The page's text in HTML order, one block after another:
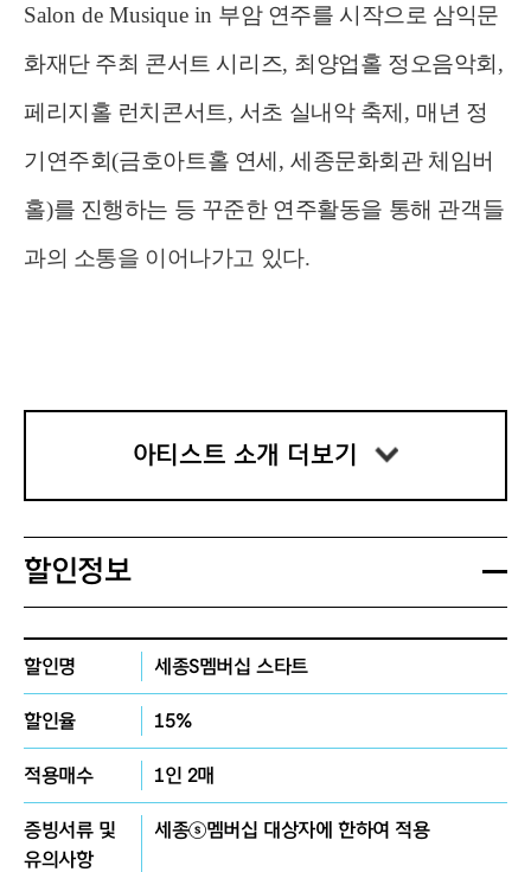
Salon de Musique in 부암 연주를 시작으로 삼익문
화재단 주최 콘서트 시리즈, 최양업홀 정오음악회,
페리지홀 런치콘서트, 서초 실내악 축제, 매년 정
기연주회(금호아트홀 연세, 세종문화회관 체임버
홀)를 진행하는 등 꾸준한 연주활동을 통해 관객들
과의 소통을 이어나가고 있다.
#프로필
김은아
*서울예술고등학교 졸업
*서울대학교 음악대학 학사 졸업
*독일 함부르크 국립음대 석사,최고연주자과정
(Konzertexamen)최고점 졸업
*오스트리아 잘츠부르크 모차르테움Postgraduat
e,독일 뤼벡 국립음대 실내악과정 수료
*스페인Delia Steinberg국제 피아노 콩쿨 우승,
프랑스 London & Paris Grand Prize Virtuoso
아티스트 소개 더보기
할인정보
할인명 세종S멤버십 스타트
할인율 15%
적용매수 1인 2매
증빙서류 및
유의사항
세종ⓢ멤버십 대상자에 한하여 적용